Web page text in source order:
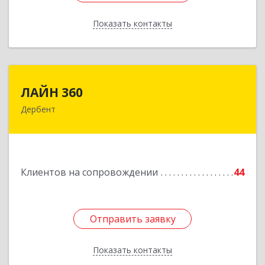
Показать контакты
Назад
ЛАЙН 360
Дербент
Клиентов на сопровождении 44
Отправить заявку
Показать контакты
368600, Дагестан Респ, Дербент г, Ю.Гагарина
Отправить заявку
Назад